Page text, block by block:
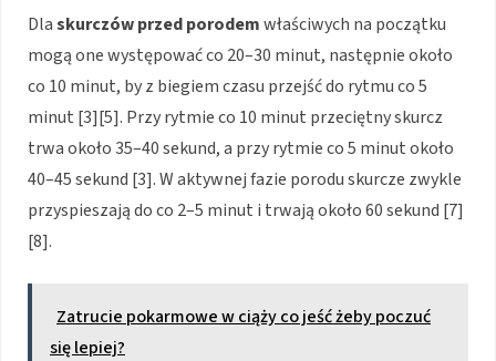
Dlaskurczów przed porodemwłaściwych na początku
mogą one występować co 20–30 minut, następnie około
co 10 minut, by z biegiem czasu przejść do rytmu co 5
minut [3][5]. Przy rytmie co 10 minut przeciętny skurcz
trwa około 35–40 sekund, a przy rytmie co 5 minut około
40–45 sekund [3]. W aktywnej fazie porodu skurcze zwykle
przyspieszają do co 2–5 minut i trwają około 60 sekund [7]
[8].
Zatrucie pokarmowe w ciąży co jeść żeby poczuć
się lepiej?